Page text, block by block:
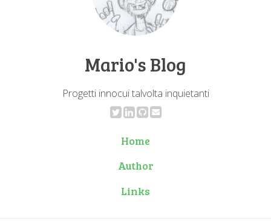
Mario's Blog
Progetti innocui talvolta inquietanti
Home
Author
Links